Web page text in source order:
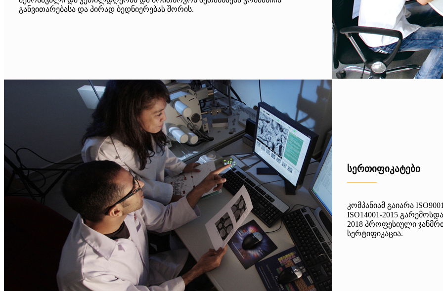
განვითარებასა და პირად ბედნიერებას შორის.
სერთიფიკატები
კომპანიამ გაიარა
ISO14001-2015
2018 პროფესიული
სერტიფიკაცია.